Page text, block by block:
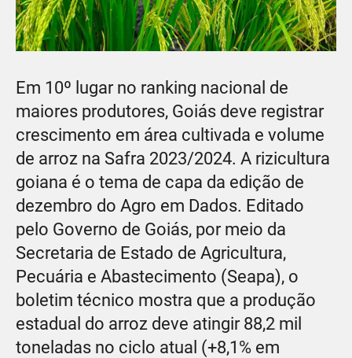
Em 10º lugar no ranking nacional de
maiores produtores, Goiás deve registrar
crescimento em área cultivada e volume
de arroz na Safra 2023/2024. A rizicultura
goiana é o tema de capa da edição de
dezembro do Agro em Dados. Editado
pelo Governo de Goiás, por meio da
Secretaria de Estado de Agricultura,
Pecuária e Abastecimento (Seapa), o
boletim técnico mostra que a produção
estadual do arroz deve atingir 88,2 mil
toneladas no ciclo atual (+8,1% em